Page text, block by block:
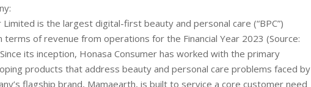
Limited is the largest digital-first beauty and personal care (“BPC”)
terms of revenue from operations for the Financial Year 2023 (Source:
its inception, Honasa Consumer has worked with the primary
products that address beauty and personal care problems faced by
flagship brand, Mamaearth, is built to service a core customer need